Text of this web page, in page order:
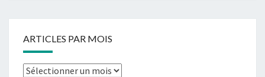
ARTICLES PAR MOIS
Articles